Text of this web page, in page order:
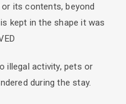
its contents, beyond
kept in the shape it was
illegal activity, pets or
during the stay.